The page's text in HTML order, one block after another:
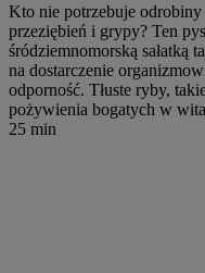
Kto nie potrzebuje
przeziębień i grypy? Ten
śródziemnomorską sałatką
na dostarczenie
odporność. Tłuste ryby,
pożywienia bogatych w
25 min